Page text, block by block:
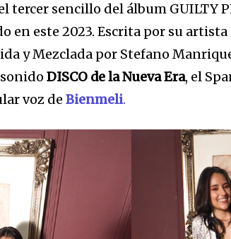
comunidad de
la conversación.
ingrese su dirección de correo
nosotros.
tercer sencillo del álbum GUILTY
en este 2023. Escrita por su
y Mezclada por Stefano
sonidoDISCO de la Nueva Era, el
voz deBienmeli.